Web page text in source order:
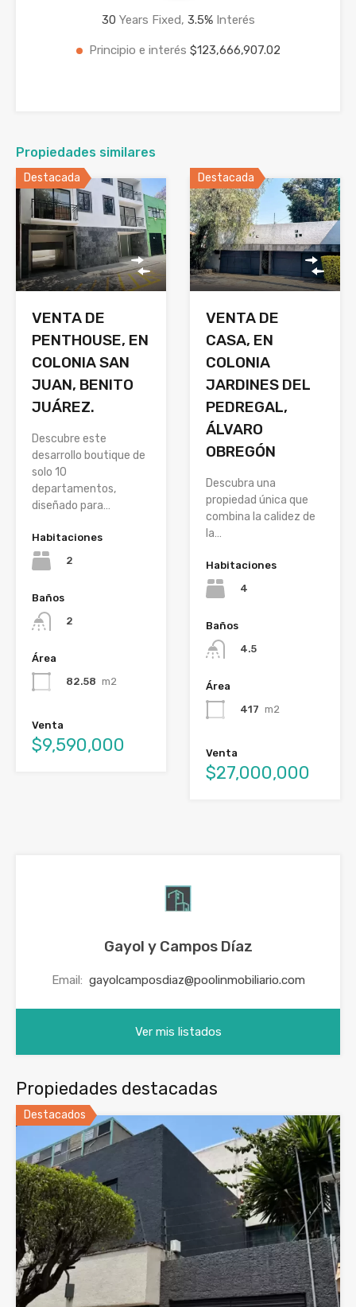
30 Years Fixed, 3.5%Interés
Principio e interés $123,666,907.02
Propiedades similares
Destacada
VENTA DE
PENTHOUSE, EN
COLONIA SAN
JUAN, BENITO
JUÁREZ.
Descubre este
desarrollo boutique de
solo 10
departamentos,
diseñado para…
Habitaciones
2
Baños
2
Área
82.58 m2
Venta
$9,590,000
Destacada
VENTA DE
CASA, EN
COLONIA
JARDINES DEL
PEDREGAL,
ÁLVARO
OBREGÓN
Descubra una
propiedad única que
combina la calidez de
la…
Habitaciones
4
Baños
4.5
Área
417 m2
Venta
$27,000,000
Gayol y Campos Díaz
Email: gayolcamposdiaz@poolinmobiliario.com
Ver mis listados
Propiedades destacadas
Destacados